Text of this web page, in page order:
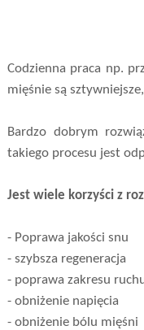
Codzienna praca np.
mięśnie są
Bardzo dobrym
takiego procesu jest
Jest wiele korzyści z
- Poprawa jakości snu
- szybsza regeneracja
- poprawa zakresu
- obniżenie napięcia
- obniżenie bólu mięśni